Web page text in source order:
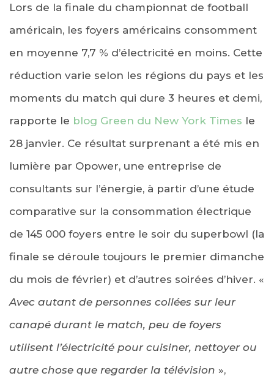
Lors de la finale du championnat de football
américain, les foyers américains consomment
en moyenne 7,7 % d’électricité en moins. Cette
réduction varie selon les régions du pays et les
moments du match qui dure 3 heures et demi,
rapporte le blog Green du New York Times le
28 janvier. Ce résultat surprenant a été mis en
lumière par Opower, une entreprise de
consultants sur l’énergie, à partir d’une étude
comparative sur la consommation électrique
de 145 000 foyers entre le soir du superbowl (la
finale se déroule toujours le premier dimanche
du mois de février) et d’autres soirées d’hiver. «
Avec autant de personnes collées sur leur
canapé durant le match, peu de foyers
utilisent l’électricité pour cuisiner, nettoyer ou
autre chose que regarder la télévision »,